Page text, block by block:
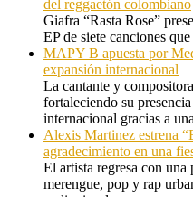
del reggaetón colombiano
Giafra “Rasta Rose”
EP de siete canciones
MAPY B apuesta por
expansión internacional
La cantante y
fortaleciendo su
internacional gracias a
Alexis Martinez estrena
agradecimiento en una
El artista regresa con
merengue, pop y rap